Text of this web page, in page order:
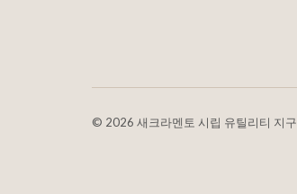
© 2026 새크라멘토 시립 유틸리티 지구